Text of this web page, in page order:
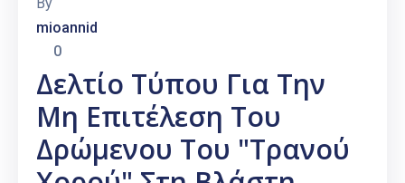
mioannid
0
Δελτίο Τύπου Για Την
Μη Επιτέλεση Του
Δρώμενου Του "Τρανού